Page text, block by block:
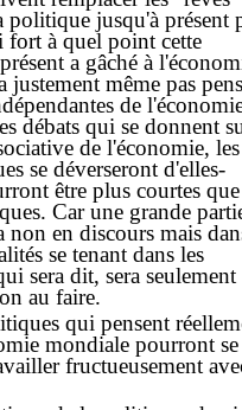
politiquejusqu'à présent
à quel point cette
a gâché à
justement même pas
de
débats qui se donnent
de l'économie, les
se déverseront d'elles-
ront être plus courtes
Carune grande
non en discours mais
se tenantdans les
seradit, sera seulement
au faire.
qui pensent
mondiale pourront
fructueusement